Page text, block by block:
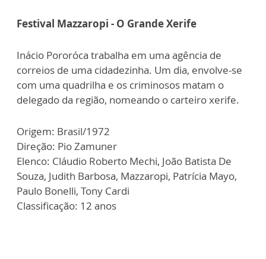
Festival Mazzaropi - O Grande Xerife
Inácio Pororóca trabalha em uma agência de
correios de uma cidadezinha. Um dia, envolve-se
com uma quadrilha e os criminosos matam o
delegado da região, nomeando o carteiro xerife.
Origem: Brasil/1972
Direção: Pio Zamuner
Elenco: Cláudio Roberto Mechi, João Batista De
Souza, Judith Barbosa, Mazzaropi, Patrícia Mayo,
Paulo Bonelli, Tony Cardi
Classificação: 12 anos